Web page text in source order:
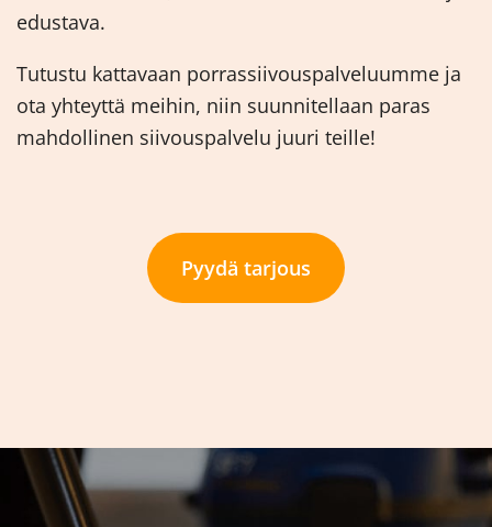
edustava.
Tutustu kattavaan porrassiivouspalveluumme ja
ota yhteyttä meihin, niin suunnitellaan paras
mahdollinen siivouspalvelu juuri teille!
Pyydä tarjous